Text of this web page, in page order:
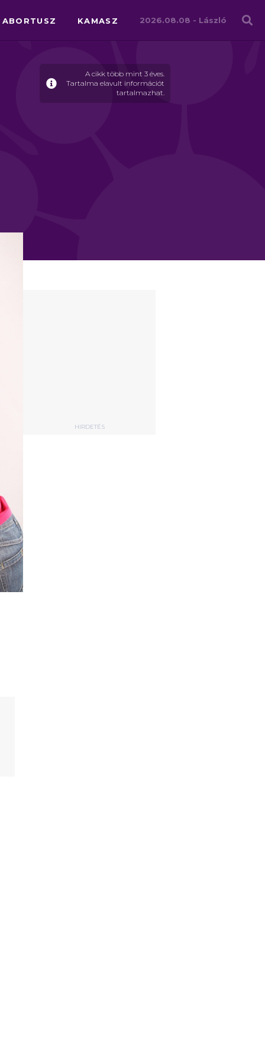
ABORTUSZ KAMASZ 2026.08.08 - László
A cikk több mint 3 éves.
Tartalma elavult információt
tartalmazhat.
HIRDETÉS